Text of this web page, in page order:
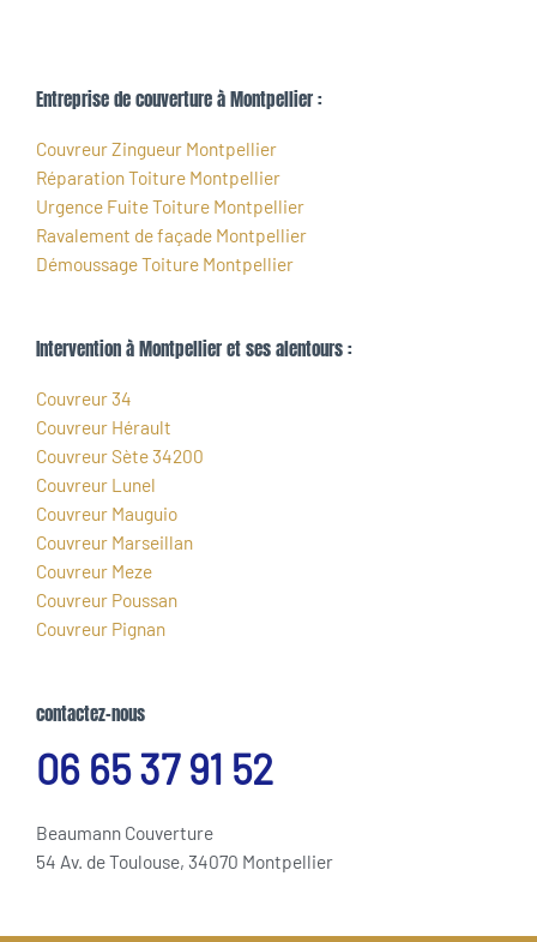
Entreprise de couverture à Montpellier :
Couvreur Zingueur Montpellier
Réparation Toiture Montpellier
Urgence Fuite Toiture Montpellier
Ravalement de façade Montpellier
Démoussage Toiture Montpellier
Intervention à Montpellier et ses alentours :
Couvreur 34
Couvreur Hérault
Couvreur Sète 34200
Couvreur Lunel
Couvreur Mauguio
Couvreur Marseillan
Couvreur Meze
Couvreur Poussan
Couvreur Pignan
contactez-nous
06 65 37 91 52
Beaumann Couverture
54 Av. de Toulouse, 34070 Montpellier